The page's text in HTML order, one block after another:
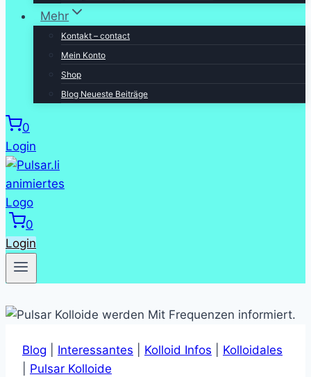
Mehr
Kontakt – contact
Mein Konto
Shop
Blog Neueste Beiträge
0
Login
0
Login
Blog Interessantes Kolloid Infos
Kolloidales
Pulsar Kolloide